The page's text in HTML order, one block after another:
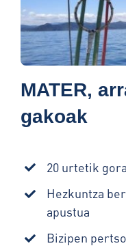
MATER,
gakoak
20 urtetik
Hezkuntza
apustua
Bizipen